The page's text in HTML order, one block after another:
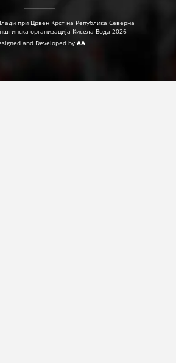
ПРИРАЧНИЦИ
при Црвен Крст на Република Северна
организација Кисела Вода 2026
and Developed by AA